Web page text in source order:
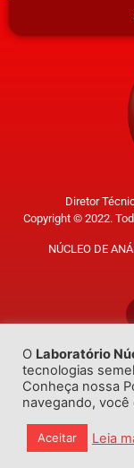
Diretor
Copyright © 2022.
NÚCLEO DE
Trabalhe
O Laboratório
tecnologias
Conheça nossa
navegando,
Aceitar Leia